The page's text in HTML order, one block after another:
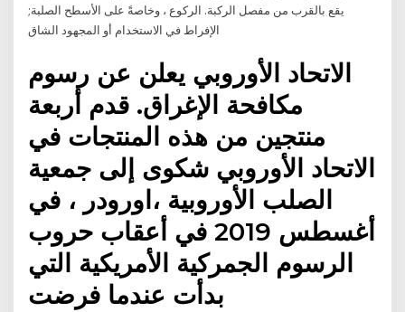
يقع بالقرب من مفصل الركبة. الركوع ، وخاصةً على الأسطح الصلبة;
الاتحاد الأوروبي يعلن عن رسوم
مكافحة الإغراق. قدم أربعة
منتجين من هذه المنتجات في
الاتحاد الأوروبي شكوى إلى جمعية
الصلب الأوروبية ،اورودر ، في
أغسطس 2019 في أعقاب حروب
الرسوم الجمركية الأمريكية التي
بدأت عندما فرضت